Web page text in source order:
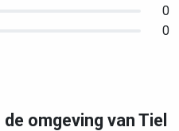
0
0
omgeving van Tiel